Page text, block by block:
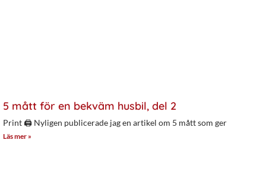
5 mått för en bekväm husbil, del 2
Print 🖨 Nyligen publicerade jag en artikel om 5 mått som ger
Läs mer »